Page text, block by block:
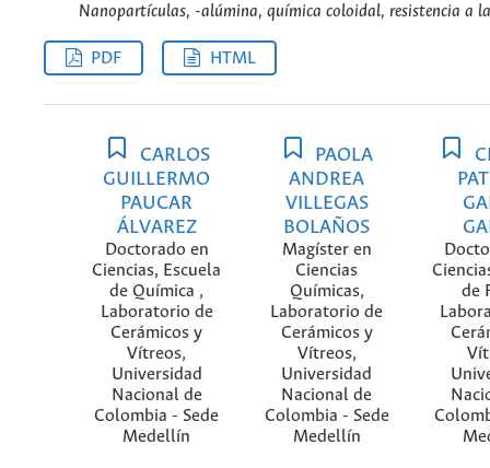
Nanopartículas, -alúmina, química coloidal, resistencia a
PDF HTML
CARLOS
GUILLERMO
PAUCAR
ÁLVAREZ
Doctorado en
Ciencias, Escuela
de Química ,
Laboratorio de
Cerámicos y
Vítreos,
Universidad
Nacional de
Colombia - Sede
Medellín
PAOLA
ANDREA
VILLEGAS
BOLAÑOS
Magíster en
Ciencias
Químicas,
Laboratorio de
Cerámicos y
Vítreos,
Universidad
Nacional de
Colombia - Sede
Medellín
de